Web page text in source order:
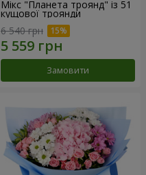
Мікс "Планета троянд" із 51
кущової троянди
6 540 грн
Замовити